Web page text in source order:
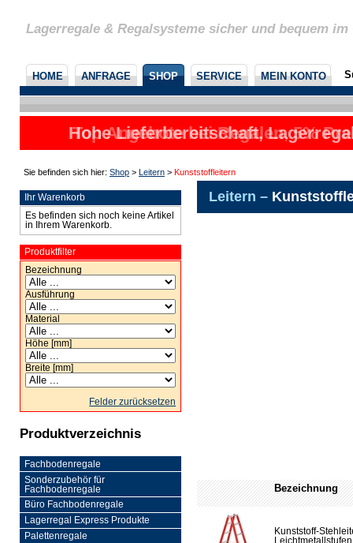
Lagerregale & Regalsysteme sicher und bequem
HOME ANFRAGE SHOP SERVICE MEIN KONTO
Top Angebote bei Regalen, 5%
Hohe Lieferbereitschaft,
Sie befinden sich hier: Shop > Leitern > Kunststoffleitern
Ihr Warenkorb
Es befinden sich noch keine Artikel
in Ihrem Warenkorb.
Produktfilter
Bezeichnung
Ausführung
Material
Höhe [mm]
Breite [mm]
Felder zurücksetzen
Produktverzeichnis
Fachbodenregale
Sonderzubehör für
Fachbodenregale
Büro Fachbodenregale
Lagerregal Express Produkte
Palettenregale
Leitern –
Bezeichnung
Kunststoff-